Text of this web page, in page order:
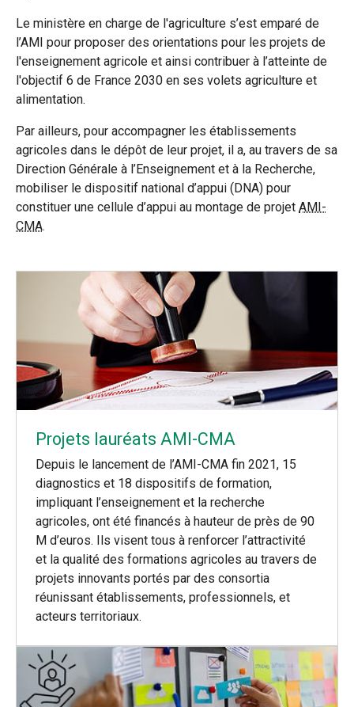
Le ministère en charge de l'agriculture s’est emparé de
l’AMI pour proposer des orientations pour les projets de
l'enseignement agricole et ainsi contribuer à l’atteinte de
l'objectif 6 de France 2030 en ses volets agriculture et
alimentation.
Par ailleurs, pour accompagner les établissements
agricoles dans le dépôt de leur projet, il a, au travers de sa
Direction Générale à l’Enseignement et à la Recherche,
mobiliser le dispositif national d’appui (DNA) pour
constituer une cellule d’appui au montage de projet AMI-
CMA.
Projets lauréats AMI-CMA
Depuis le lancement de l’AMI-CMA fin 2021, 15
diagnostics et 18 dispositifs de formation,
impliquant l’enseignement et la recherche
agricoles, ont été financés à hauteur de près de 90
M d’euros. Ils visent tous à renforcer l’attractivité
et la qualité des formations agricoles au travers de
projets innovants portés par des consortia
réunissant établissements, professionnels, et
acteurs territoriaux.